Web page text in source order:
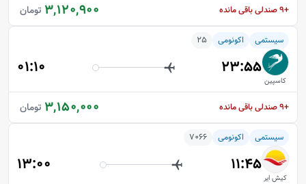
3,120,900 تومان +9 صندلی باقی مانده
سیستمی اکونومی 25
کاسپین
23:55
01:10
3,150,000 تومان +9 صندلی باقی مانده
سیستمی اکونومی 7066
کیش ایر
11:45
13:00